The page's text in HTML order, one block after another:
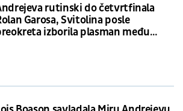
rutinski do četvrtfinala
Garosa, Svitolina posle
izborila plasman među